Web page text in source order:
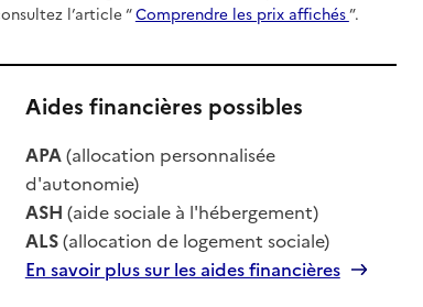
l’article “Comprendre les prix affichés”.
Aides financières possibles
APA(allocation personnalisée
d'autonomie)
ASH (aide sociale à l'hébergement)
ALS(allocation de logement sociale)
En savoir plus sur les aides financières